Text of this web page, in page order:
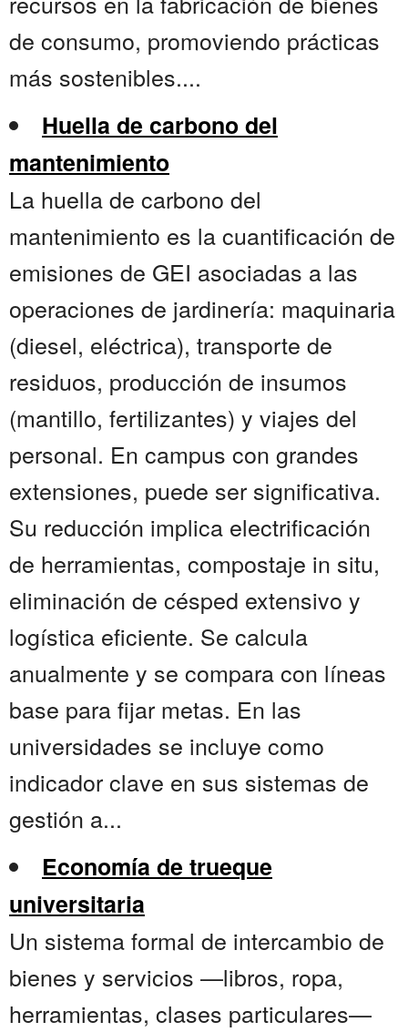
de consumo, promoviendo prácticas
más sostenibles....
Huella de carbono del
mantenimiento
La huella de carbono del
mantenimiento es la cuantificación de
emisiones de GEI asociadas a las
operaciones de jardinería: maquinaria
(diesel, eléctrica), transporte de
residuos, producción de insumos
(mantillo, fertilizantes) y viajes del
personal. En campus con grandes
extensiones, puede ser significativa.
Su reducción implica electrificación
de herramientas, compostaje in situ,
eliminación de césped extensivo y
logística eficiente. Se calcula
anualmente y se compara con líneas
base para fijar metas. En las
universidades se incluye como
indicador clave en sus sistemas de
gestión a...
Economía de trueque
universitaria
Un sistema formal de intercambio de
bienes y servicios —libros, ropa,
herramientas, clases particulares—